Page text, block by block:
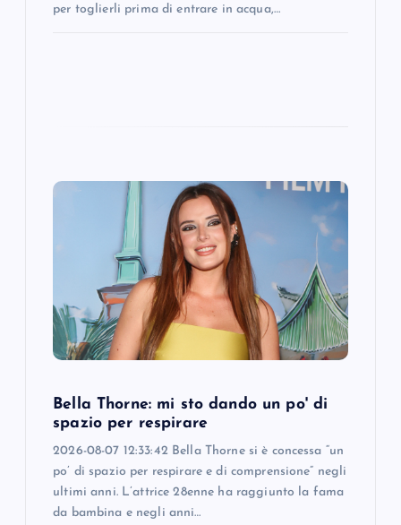
per toglierli prima di entrare in acqua,…
Bella Thorne: mi sto dando un po' di
spazio per respirare
2026-08-07 12:33:42 Bella Thorne si è concessa “un
po’ di spazio per respirare e di comprensione” negli
ultimi anni. L’attrice 28enne ha raggiunto la fama
da bambina e negli anni…